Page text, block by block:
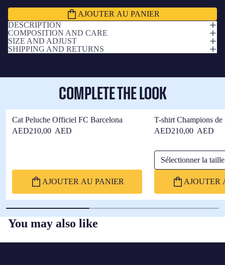
Kobe Bryant 25/26
Dhs. 135.00 AED
AJOUTER AU PANIER
DESCRIPTION
COMPOSITION AND CARE
SIZE AND ADJUST
SHIPPING AND RETURNS
COMPLETE THE LOOK
Cat Peluche Officiel FC Barcelona
AED210,00 AED
AJOUTER AU PANIER
T-shirt Champions
Barça
AED210,00 AED
Sélectionner la taille
AJOUTER
You may also like